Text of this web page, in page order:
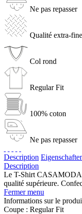
Ne pas repasser
Qualité extra-fine
Col rond
Regular Fit
100% coton
Ne pas repasser
Description
Description
Le T-Shirt CASAMODA
qualité supérieure.
Fermer menu
Informations sur le
Coupe : Regular Fit